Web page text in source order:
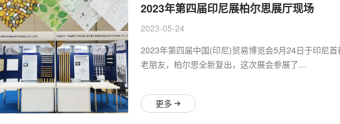
2023年第四届印尼展柏尔思展厅现场
2023-05-24
2023年第四届中国(印尼)贸易博览会5月24日于印尼
老朋友，柏尔思全新复出，这次展会参展了…
更多